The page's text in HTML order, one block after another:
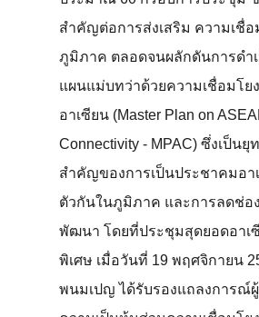
สำคัญต่อการส่งเสริม ความเชื่อ
ภูมิภาค ตลอดจนผลักดันการดำ
แผนแม่บทว่าด้วยความเชื่อมโย
อาเซียน (Master Plan on
Connectivity - MPAC) ซึ่งเป็นยุ
สำคัญของการเป็นประชาคมอา
ตัวกันในภูมิภาค และการลดช่อ
พัฒนา โดยที่ประชุมสุดยอดอาเ
พิเศษ เมื่อวันที่ 19 พฤศจิกายน
พนมเปญ ได้รับรองแถลงการณ์